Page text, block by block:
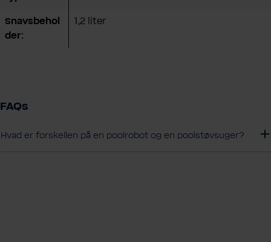
Snavsbehol
der:
1,2 liter
FAQs
Hvad er forskellen på en poolrobot og en poolstøvsuger?